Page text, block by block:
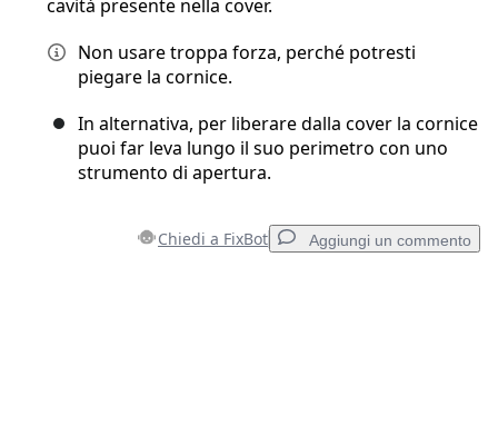
cavità presente nella cover.
Non usare troppa forza, perché potresti
piegare la cornice.
In alternativa, per liberare dalla cover la cornice
puoi far leva lungo il suo perimetro con uno
strumento di apertura.
Chiedi a FixBot Aggiungi un commento